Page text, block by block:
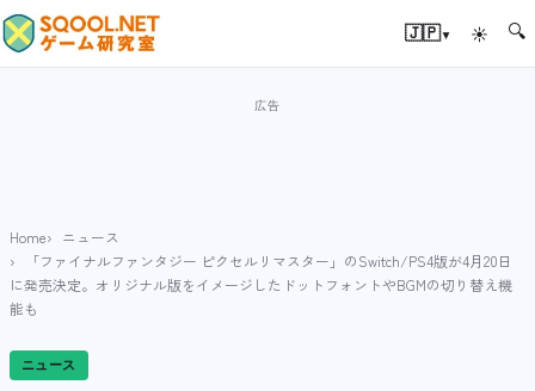
🇯🇵▾ ☀ 🔍
Home
ニュース
「ファイナルファンタジー ピクセルリマスター」のSwitch/PS4版が4月20日
に発売決定。オリジナル版をイメージしたドットフォントやBGMの切り替え機
能も
ニュース